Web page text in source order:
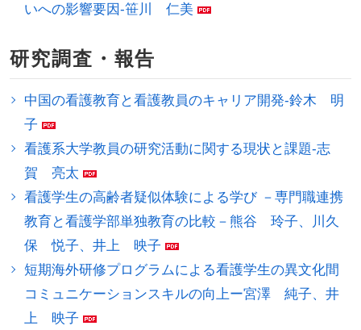
いへの影響要因-笹川 仁美
研究調査・報告
中国の看護教育と看護教員のキャリア開発-鈴木 明
子
看護系大学教員の研究活動に関する現状と課題-志
賀 亮太
看護学生の高齢者疑似体験による学び －専門職連携
教育と看護学部単独教育の比較－熊谷 玲子、川久
保 悦子、井上 映子
短期海外研修プログラムによる看護学生の異文化間
コミュニケーションスキルの向上ー宮澤 純子、井
上 映子